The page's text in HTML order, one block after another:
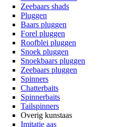
Zeebaars shads
Pluggen
Baars pluggen
Forel pluggen
Roofblei pluggen
Snoek pluggen
Snoekbaars pluggen
Zeebaars pluggen
Spinners
Chatterbaits
Spinnerbaits
Tailspinners
Overig kunstaas
Imitatie aas